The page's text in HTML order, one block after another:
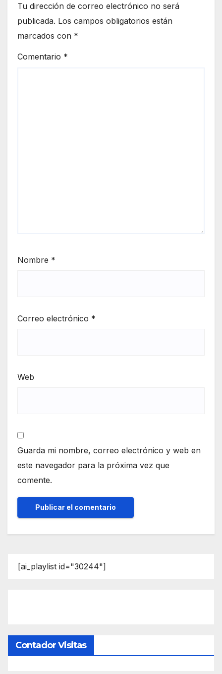
Tu dirección de correo electrónico no será
publicada. Los campos obligatorios están
marcados con *
Comentario *
Nombre *
Correo electrónico *
Web
Guarda mi nombre, correo electrónico y web en
este navegador para la próxima vez que
comente.
[ai_playlist id="30244"]
Contador Visitas